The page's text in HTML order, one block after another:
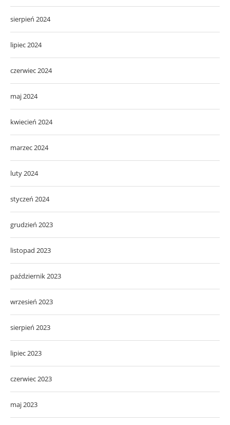
sierpień 2024
lipiec 2024
czerwiec 2024
maj 2024
kwiecień 2024
marzec 2024
luty 2024
styczeń 2024
grudzień 2023
listopad 2023
październik 2023
wrzesień 2023
sierpień 2023
lipiec 2023
czerwiec 2023
maj 2023